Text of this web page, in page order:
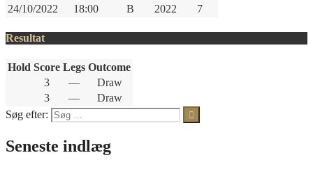
24/10/2022
18:00 B 2022 7
Resultat
Hold Score Legs Outcome
3
—
Draw
3
—
Draw
Søg efter:
Seneste indlæg